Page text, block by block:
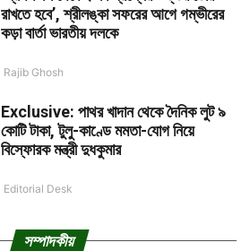
রাখতে হবে’, শ্রীলঙ্কা সফরের আগে গম্ভীরের
কড়া বার্তা ভারতীয় দলকে
Rajib Ghosh
Exclusive: পাথর খাদান থেকে দৈনিক লুট ৯
কোটি টাকা, টুলু-কাণ্ডে মমতা-যোগ নিয়ে
বিস্ফোরক মন্ত্রী দুধকুমার
Editorial Desk
সম্পাদকীয়